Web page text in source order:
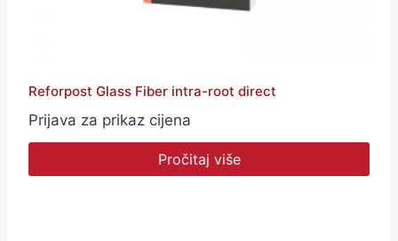
Reforpost Glass Fiber intra-root direct
Prijava za prikaz cijena
Pročitaj više